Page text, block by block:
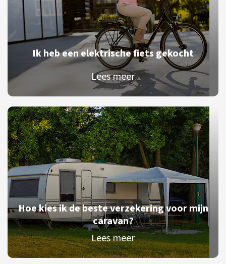
Ik heb een elektrische fiets gekocht
Lees meer
Hoe kies ik de beste verzekering voor mijn
caravan?
Lees meer